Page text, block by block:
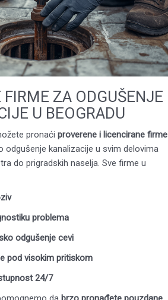
ZA ODGUŠENJE
U BEOGRADU
pronaćiproverene i licencirane firme
odgušenje kanalizacije u svim delovima
do prigradskih naselja. Sve firme u
problema
odgušenje cevi
pod visokim pritiskom
24/7